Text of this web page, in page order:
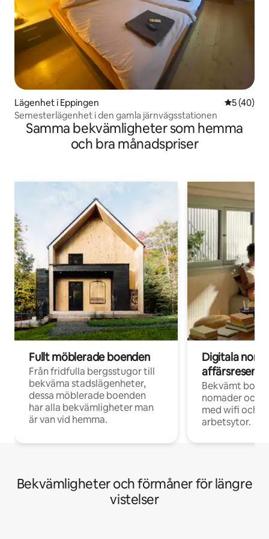
Lägenhet i Eppingen 5 av 5 i
5 (40)
Semesterlägenhet i den gamla järnvägsstationen
Samma bekvämligheter som hemma
och bra månadspriser
Fullt möblerade boenden
Från fridfulla bergsstugor till
bekväma stadslägenheter,
dessa möblerade boenden
har alla bekvämligheter man
är van vid hemma.
Digitala
Bekvämt
nomader och
med wifi och
arbetsytor.
Bekvämligheter och förmåner för längre
vistelser